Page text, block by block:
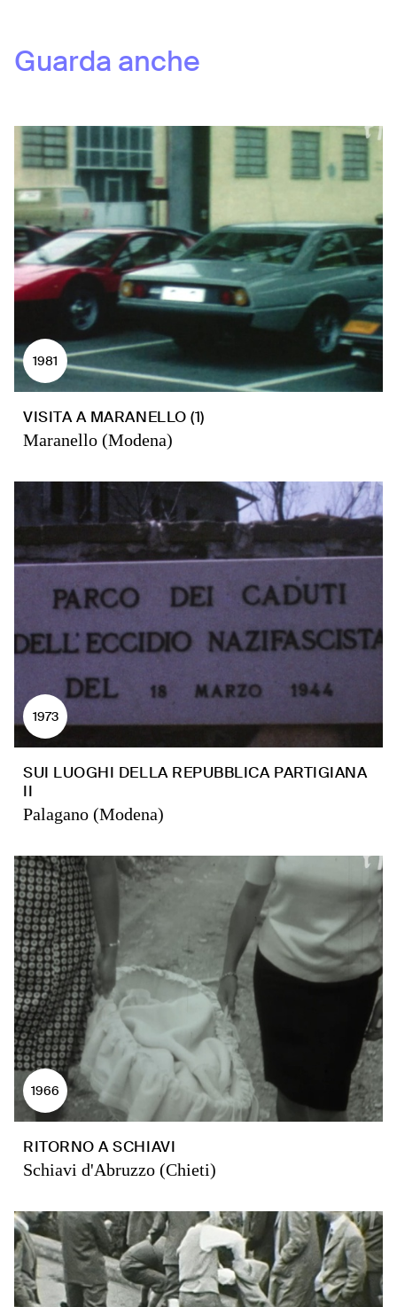
Guarda anche
1981
VISITA A MARANELLO (1)
Maranello (Modena)
1973
SUI LUOGHI DELLA REPUBBLICA PARTIGIANA
II
Palagano (Modena)
1966
RITORNO A SCHIAVI
Schiavi d'Abruzzo (Chieti)